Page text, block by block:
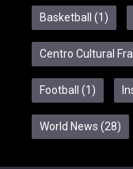
Basketball (1)
Centro Cultural
Football (1)
World News (28)